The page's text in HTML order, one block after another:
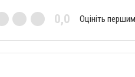
0,0 Оцініть першим